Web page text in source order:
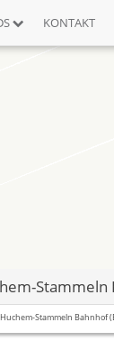
KONTAKT
Stammeln
Huchem-Stammeln Bahnhof